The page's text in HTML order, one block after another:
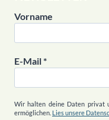
Vorname
E-Mail*
Wir halten deine Daten privat
ermöglichen. Lies unsere